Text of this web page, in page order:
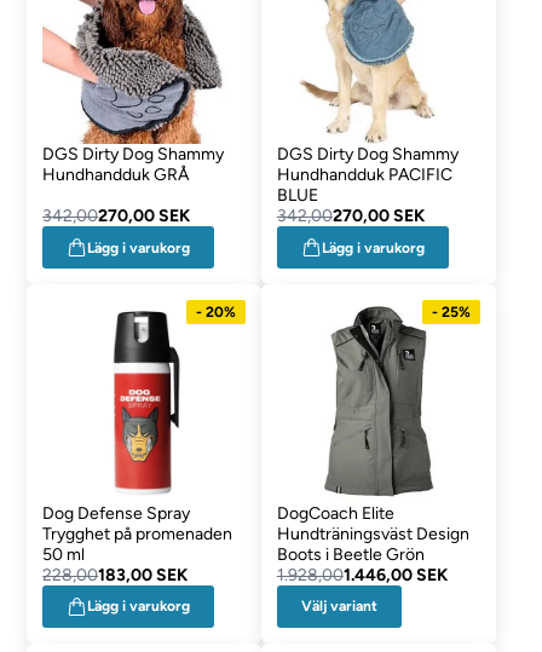
DGS Dirty Dog Shammy
Hundhandduk GRÅ
342,00270,00 SEK
Lägg i varukorg
DGS Dirty Dog Shammy
Hundhandduk PACIFIC
BLUE
342,00270,00 SEK
Lägg i varukorg
- 20%
Dog Defense Spray
Trygghet på promenaden
50 ml
228,00183,00 SEK
Lägg i varukorg
- 25%
DogCoach Elite
Hundträningsväst Design
Boots i Beetle Grön
1.928,001.446,00 SEK
Välj variant